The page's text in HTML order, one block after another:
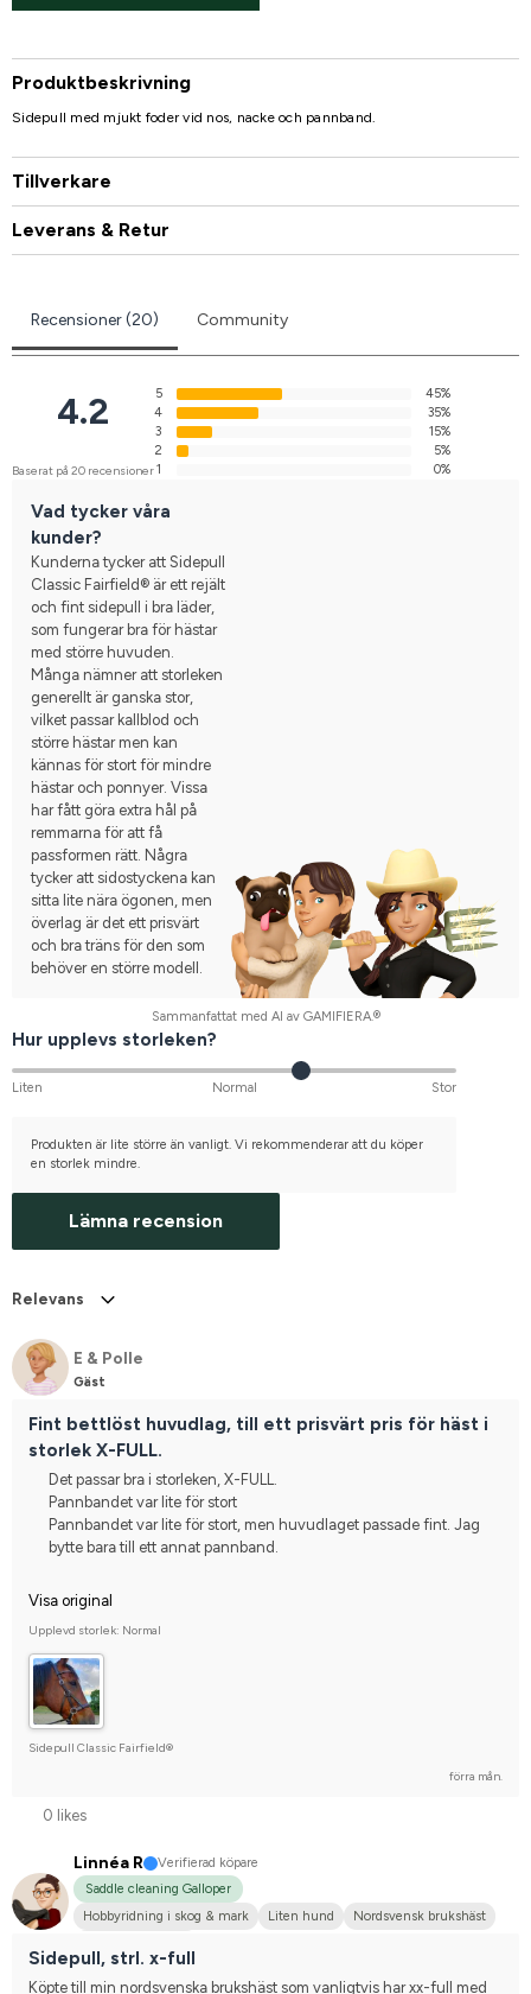
Produktbeskrivning
Sidepull med mjukt foder vid nos, nacke och pannband.
Tillverkare
Leverans & Retur
Recensioner (20) Community
4.2
Baserat på 20 recensioner
5
45%
4
35%
3
15%
2
5%
1
0%
Vad tycker våra
kunder?
Kunderna tycker att Sidepull
Classic Fairfield® är ett rejält
och fint sidepull i bra läder,
som fungerar bra för hästar
med större huvuden.
Många nämner att storleken
generellt är ganska stor,
vilket passar kallblod och
större hästar men kan
kännas för stort för mindre
hästar och ponnyer. Vissa
har fått göra extra hål på
remmarna för att få
passformen rätt. Några
tycker att sidostyckena kan
sitta lite nära ögonen, men
överlag är det ett prisvärt
och bra träns för den som
behöver en större modell.
Sammanfattat med AI av GAMIFIERA.®
Hur upplevs storleken?
Liten Normal Stor
Produkten är lite större än vanligt. Vi rekommenderar att du köper
en storlek mindre.
Lämna recension
Relevans
E & Polle
Gäst
Fint bettlöst huvudlag, till ett prisvärt pris för häst i
storlek X-FULL.
Det passar bra i storleken, X-FULL.
Pannbandet var lite för stort
Pannbandet var lite för stort, men huvudlaget passade fint. Jag
bytte bara till ett annat pannband.
Visa original
Upplevd storlek: Normal
Sidepull Classic Fairfield®
förra mån.
0 likes
Linnéa R
Verifierad köpare
Saddle cleaning Galloper
Hobbyridning i skog & mark
Liten hund
Nordsvensk brukshäst
Sidepull, strl. x-full
Köpte till min nordsvenska brukshäst som vanligtvis har xx-full med